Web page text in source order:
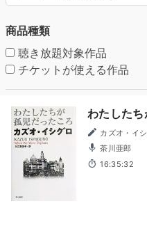
商品種類
聴き放題対象作品
チケットが使える作品
わたした
カズオ・イ
茶川亜郎
16:35:32